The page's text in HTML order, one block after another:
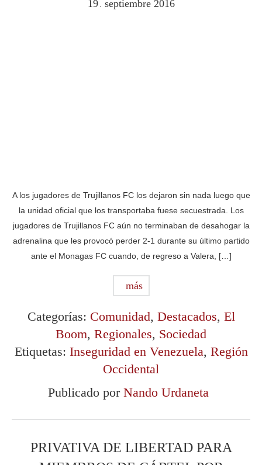
19 . septiembre 2016
A los jugadores de Trujillanos FC los dejaron sin nada luego que
la unidad oficial que los transportaba fuese secuestrada. Los
jugadores de Trujillanos FC aún no terminaban de desahogar la
adrenalina que les provocó perder 2-1 durante su último partido
ante el Monagas FC cuando, de regreso a Valera, […]
más
Categorías: Comunidad, Destacados, El
Boom, Regionales, Sociedad
Etiquetas: Inseguridad en Venezuela, Región
Occidental
Publicado por Nando Urdaneta
PRIVATIVA DE LIBERTAD PARA